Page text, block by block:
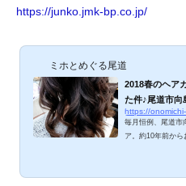
https://junko.jmk-bp.co.jp/
ミホとめぐる尾道
2018春のヘア
た件♪尾道市向
https://
毎月恒例、尾道市
ア。約10年前から
NKOのメニュー